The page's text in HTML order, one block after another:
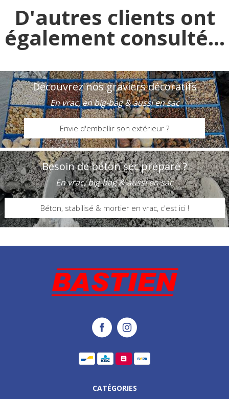
D'autres clients ont
également consulté...
Découvrez nos graviers décoratifs
En vrac, en big-bag & aussi en sac
Envie d'embellir son extérieur ?
Besoin de béton sec préparé ?
En vrac, big-bag & aussi en sac
Béton, stabilisé & mortier en vrac, c'est ici !
CATÉGORIES